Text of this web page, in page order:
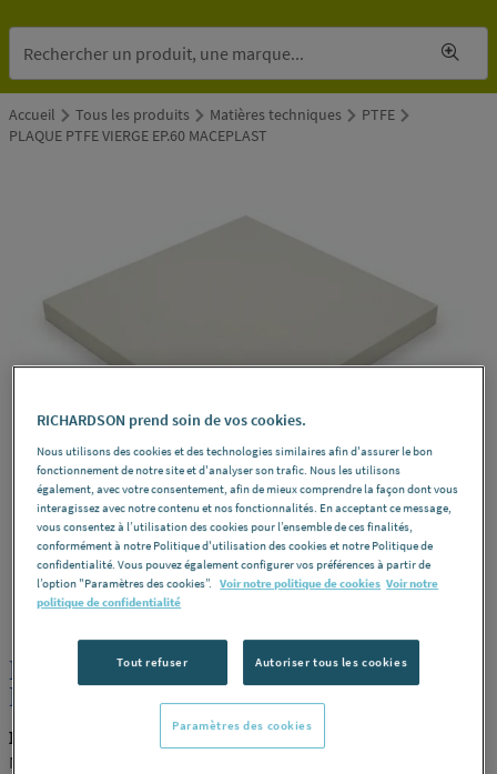
Accueil Tous les produits Matières techniques
PTFE
PLAQUE PTFE VIERGE EP.60 MACEPLAST
MACEPLAST REF : 321X7
PLAQUE PTFE VIERGE EP.60
MACEPLAST
MACEPLAST MACEPLAST 148
MACEPLAST
RICHARDSON prend soin de vos cookies.
Nous utilisons des cookies et des technologies similaires afin d'assurer le bon
fonctionnement de notre site et d'analyser son trafic. Nous les utilisons
également, avec votre consentement, afin de mieux comprendre la façon dont vous
interagissez avec notre contenu et nos fonctionnalités. En acceptant ce message,
vous consentez à l’utilisation des cookies pour l’ensemble de ces finalités,
conformément à notre Politique d'utilisation des cookies et notre Politique de
confidentialité. Vous pouvez également configurer vos préférences à partir de
l’option "Paramètres des cookies”. Voir notre politique de cookies Voir notre
politique de confidentialité
Tout refuser Autoriser tous les cookies
Paramètres des cookies